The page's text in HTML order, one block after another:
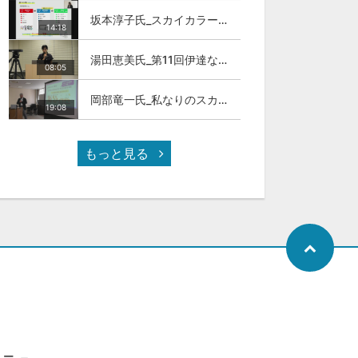
14:18
坂本淳子氏_スカイカラー人材とは
08:05
湯田恵美氏_第11回伊達な大学院セミナー
19:08
岡部竜一氏_私なりのスカイカラ―人材
もっと見る